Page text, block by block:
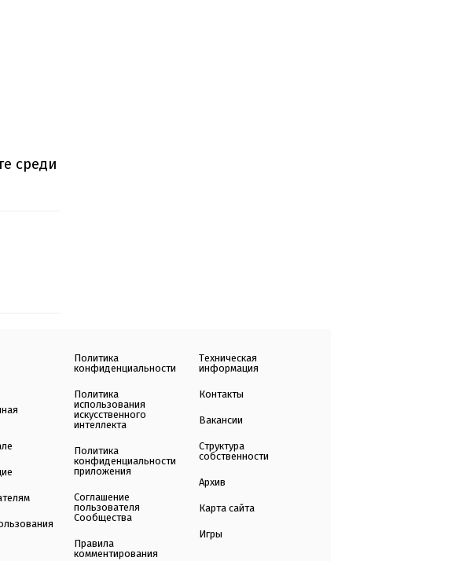
среди
Политика
конфиденциальности
Политика
использования
искусственного
интеллекта
Политика
конфиденциальности
приложения
Соглашение
пользователя
Сообщества
Правила
комментирования
Техническая
информация
Контакты
Вакансии
Структура
собственности
Архив
Карта сайта
Игры